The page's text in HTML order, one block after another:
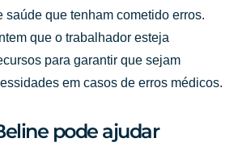
saúde que tenham cometido erros.
que o trabalhador esteja
para garantir que sejam
em casos de erros médicos.
pode ajudar